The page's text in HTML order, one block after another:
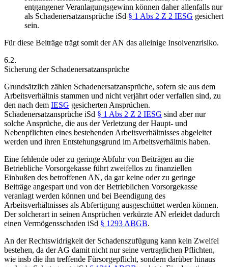
entgangener Veranlagungsgewinn können daher allenfalls nur
als Schadenersatzansprüche iSd § 1 Abs 2 Z 2 IESG gesichert
sein.
Für diese Beiträge trägt somit der AN das alleinige Insolvenzrisiko.
6.2.
Sicherung der Schadenersatzansprüche
Grundsätzlich zählen Schadenersatzansprüche, sofern sie aus dem
Arbeitsverhältnis stammen und nicht verjährt oder verfallen sind, zu
den nach dem IESG gesicherten Ansprüchen.
Schadenersatzansprüche iSd § 1 Abs 2 Z 2 IESG sind aber nur
solche Ansprüche, die aus der Verletzung der Haupt- und
Nebenpflichten eines bestehenden Arbeitsverhältnisses abgeleitet
werden und ihren Entstehungsgrund im Arbeitsverhältnis haben.
Eine fehlende oder zu geringe Abfuhr von Beiträgen an die
Betriebliche Vorsorgekasse führt zweifellos zu finanziellen
Einbußen des betroffenen AN, da gar keine oder zu geringe
Beiträge angespart und von der Betrieblichen Vorsorgekasse
veranlagt werden können und bei Beendigung des
Arbeitsverhältnisses als Abfertigung ausgeschüttet werden können.
Der solcherart in seinen Ansprüchen verkürzte AN erleidet dadurch
einen Vermögensschaden iSd § 1293 ABGB.
An der Rechtswidrigkeit der Schadenszufügung kann kein Zweifel
bestehen, da der AG damit nicht nur seine vertraglichen Pflichten,
wie insb die ihn treffende Fürsorgepflicht, sondern darüber hinaus